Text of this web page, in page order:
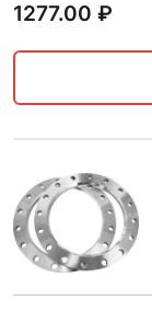
1277.00 ₽